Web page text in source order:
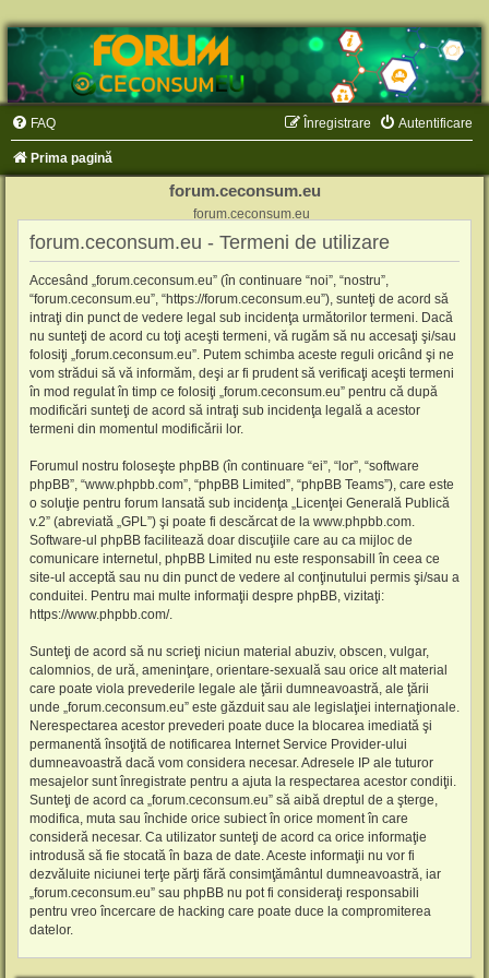
FAQ Autentificare
Înregistrare
Prima pagină
forum.ceconsum.eu
forum.ceconsum.eu
forum.ceconsum.eu - Termeni de utilizare
Accesând „forum.ceconsum.eu” (în continuare “noi”, “nostru”,
“forum.ceconsum.eu”, “https://forum.ceconsum.eu”), sunteţi de acord să
intraţi din punct de vedere legal sub incidenţa următorilor termeni. Dacă
nu sunteţi de acord cu toţi aceşti termeni, vă rugăm să nu accesaţi şi/sau
folosiţi „forum.ceconsum.eu”. Putem schimba aceste reguli oricând şi ne
vom strădui să vă informăm, deşi ar fi prudent să verificaţi aceşti termeni
în mod regulat în timp ce folosiţi „forum.ceconsum.eu” pentru că după
modificări sunteţi de acord să intraţi sub incidenţa legală a acestor
termeni din momentul modificării lor.
Forumul nostru foloseşte phpBB (în continuare “ei”, “lor”, “software
phpBB”, “www.phpbb.com”, “phpBB Limited”, “phpBB Teams”), care este
o soluţie pentru forum lansată sub incidenţa „Licenţei Generală Publică
v.2” (abreviată „GPL”) şi poate fi descărcat de la www.phpbb.com.
Software-ul phpBB facilitează doar discuţiile care au ca mijloc de
comunicare internetul, phpBB Limited nu este responsabill în ceea ce
site-ul acceptă sau nu din punct de vedere al conţinutului permis şi/sau a
conduitei. Pentru mai multe informaţii despre phpBB, vizitaţi:
https://www.phpbb.com/.
Sunteţi de acord să nu scrieţi niciun material abuziv, obscen, vulgar,
calomnios, de ură, ameninţare, orientare-sexuală sau orice alt material
care poate viola prevederile legale ale ţării dumneavoastră, ale ţării
unde „forum.ceconsum.eu” este găzduit sau ale legislaţiei internaţionale.
Nerespectarea acestor prevederi poate duce la blocarea imediată şi
permanentă însoţită de notificarea Internet Service Provider-ului
dumneavoastră dacă vom considera necesar. Adresele IP ale tuturor
mesajelor sunt înregistrate pentru a ajuta la respectarea acestor condiţii.
Sunteţi de acord ca „forum.ceconsum.eu” să aibă dreptul de a şterge,
modifica, muta sau închide orice subiect în orice moment în care
consideră necesar. Ca utilizator sunteţi de acord ca orice informaţie
introdusă să fie stocată în baza de date. Aceste informaţii nu vor fi
dezvăluite niciunei terţe părţi fără consimţământul dumneavoastră, iar
„forum.ceconsum.eu” sau phpBB nu pot fi consideraţi responsabili
pentru vreo încercare de hacking care poate duce la compromiterea
datelor.